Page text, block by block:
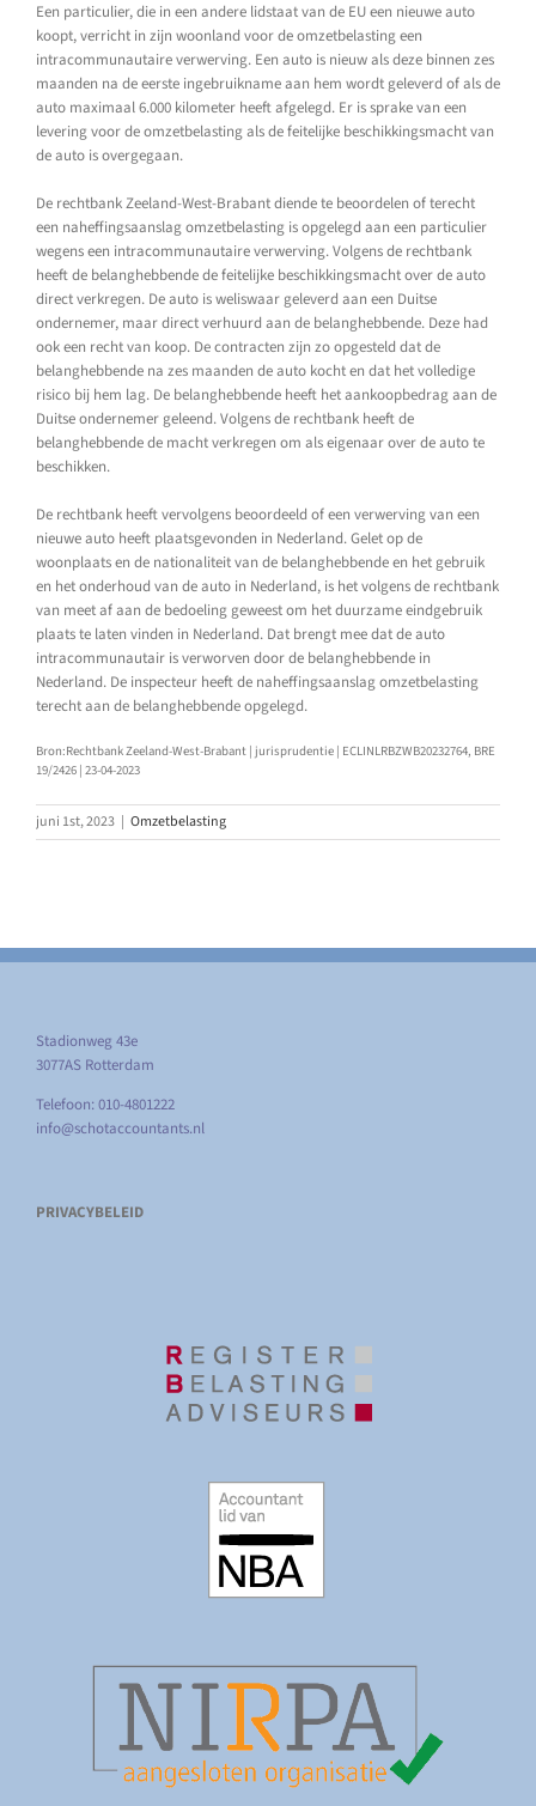
Een particulier, die in een andere lidstaat van de EU een nieuwe auto
koopt, verricht in zijn woonland voor de omzetbelasting een
intracommunautaire verwerving. Een auto is nieuw als deze binnen zes
maanden na de eerste ingebruikname aan hem wordt geleverd of als de
auto maximaal 6.000 kilometer heeft afgelegd. Er is sprake van een
levering voor de omzetbelasting als de feitelijke beschikkingsmacht van
de auto is overgegaan.
De rechtbank Zeeland-West-Brabant diende te beoordelen of terecht
een naheffingsaanslag omzetbelasting is opgelegd aan een particulier
wegens een intracommunautaire verwerving. Volgens de rechtbank
heeft de belanghebbende de feitelijke beschikkingsmacht over de auto
direct verkregen. De auto is weliswaar geleverd aan een Duitse
ondernemer, maar direct verhuurd aan de belanghebbende. Deze had
ook een recht van koop. De contracten zijn zo opgesteld dat de
belanghebbende na zes maanden de auto kocht en dat het volledige
risico bij hem lag. De belanghebbende heeft het aankoopbedrag aan de
Duitse ondernemer geleend. Volgens de rechtbank heeft de
belanghebbende de macht verkregen om als eigenaar over de auto te
beschikken.
De rechtbank heeft vervolgens beoordeeld of een verwerving van een
nieuwe auto heeft plaatsgevonden in Nederland. Gelet op de
woonplaats en de nationaliteit van de belanghebbende en het gebruik
en het onderhoud van de auto in Nederland, is het volgens de rechtbank
van meet af aan de bedoeling geweest om het duurzame eindgebruik
plaats te laten vinden in Nederland. Dat brengt mee dat de auto
intracommunautair is verworven door de belanghebbende in
Nederland. De inspecteur heeft de naheffingsaanslag omzetbelasting
terecht aan de belanghebbende opgelegd.
Bron:Rechtbank Zeeland-West-Brabant | jurisprudentie | ECLINLRBZWB20232764, BRE
19/2426 | 23-04-2023
juni 1st, 2023 | Omzetbelasting
Stadionweg 43e
3077AS Rotterdam
Telefoon: 010-4801222
info@schotaccountants.nl
PRIVACYBELEID